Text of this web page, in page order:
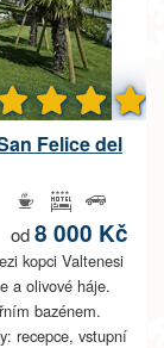
Felice del
od8 000 Kč
kopci Valtenesi
a olivové háje.
bazénem.
recepce, vstupní